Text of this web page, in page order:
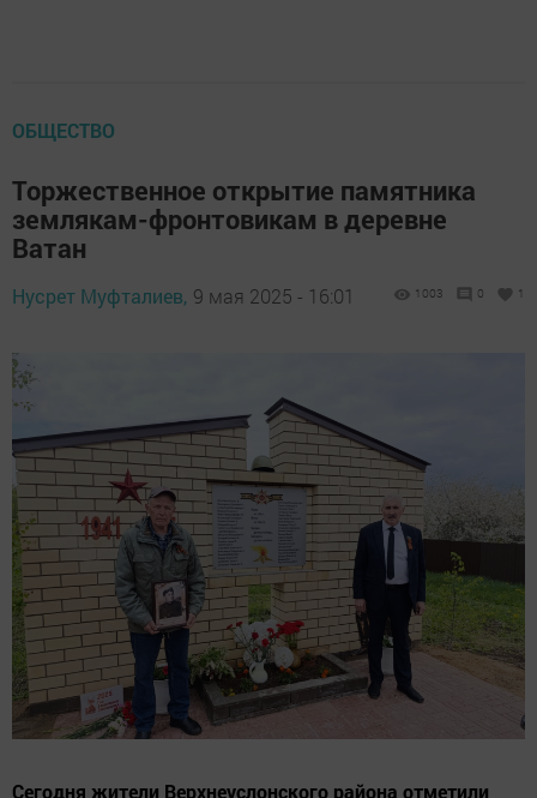
ОБЩЕСТВО
Торжественное открытие памятника
землякам-фронтовикам в деревне
Ватан
Нусрет Муфталиев, 9 мая 2025 - 16:01 1003 0 1
Сегодня жители Верхнеуслонского района отметили